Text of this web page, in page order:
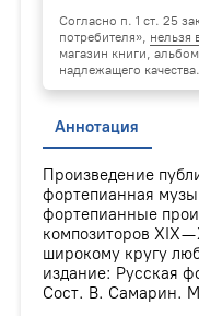
Согласно п. 1 ст. 25
потребителя», нельзя
магазин книги,
надлежащего качества.
Аннотация
Произведение
фортепианная
фортепианные
композиторов
широкому кругу
издание: Русская
Сост. В. Самарин.